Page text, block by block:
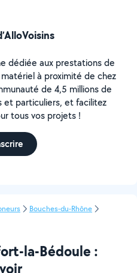
dédiée aux prestations de
à proximité de chez
de 4,5 millions de
et particuliers, et facilitez
tous vos projets !
Bouches-du-Rhône
la-Bédoule :